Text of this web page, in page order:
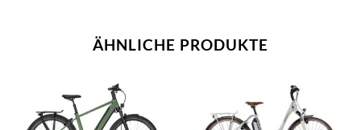
ÄHNLICHE PRODUKTE